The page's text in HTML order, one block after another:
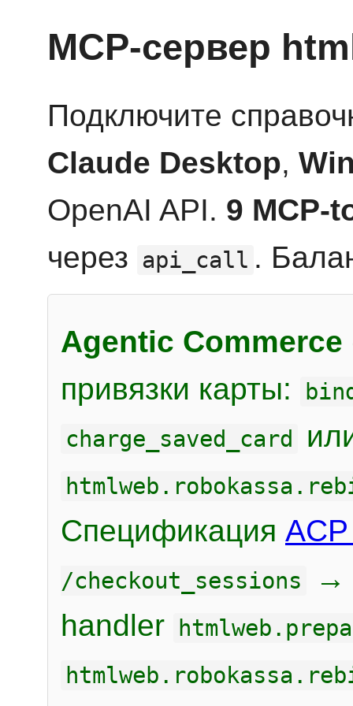
MCP-сервер
Подключите
Claude Desktop,
OpenAI API. 9 MCP-
через api_call .
Agentic Commerce
привязки карты:
charge_saved_card
Спецификация
/checkout_sessions
handler